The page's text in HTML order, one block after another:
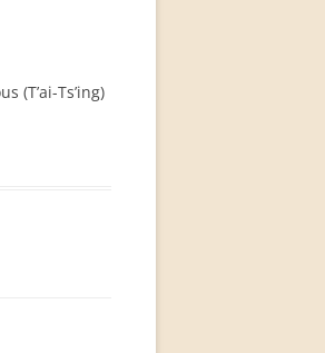
(T’ai-Ts’ing)